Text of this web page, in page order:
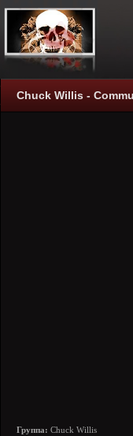
Chuck Willis -
Группа: Chuck Willis